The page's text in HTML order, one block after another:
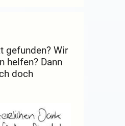
gefunden? Wir
helfen? Dann
doch